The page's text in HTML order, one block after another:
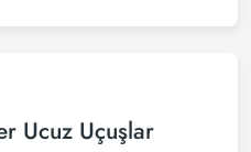
Ucuz Uçuşlar